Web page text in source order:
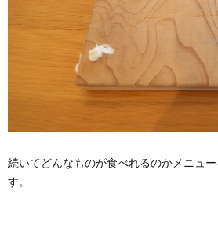
続いてどんなものが食べれるのかメニュ
す。